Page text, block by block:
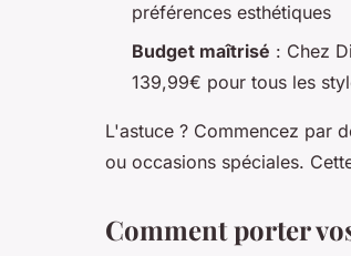
préférences esthétiques
Budget maîtrisé : Chez
139,99€ pour tous les
L'astuce ? Commencez par
ou occasions spéciales.
Comment porter